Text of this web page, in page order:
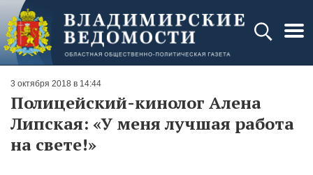
3 октября 2018 в 14:44
Полицейский-кинолог Алена
Липская: «У меня лучшая работа
на свете!»